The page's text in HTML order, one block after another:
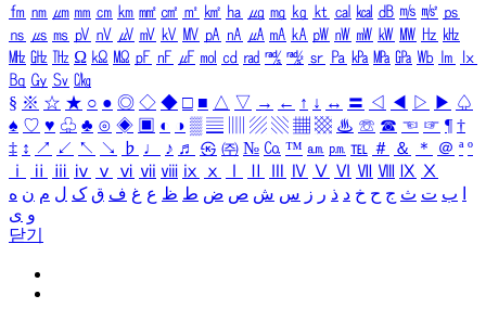
㎙ ㎚ ㎛ ㎜ ㎝ ㎞ ㎟ ㎠ ㎡ ㎢ ㏊ ㎍ ㎎ ㎏ ㏏ ㎈ ㎉ ㏈ ㎧ ㎨ ㎰
㎱ ㎲ ㎳ ㎴ ㎵ ㎶ ㎷ ㎸ ㎹ ㎀ ㎁ ㎂ ㎃ ㎄ ㎺ ㎻ ㎽ ㎾ ㎿ ㎐ ㎑
㎒ ㎓ ㎔ Ω ㏀ ㏁ ㎊ ㎋ ㎌ ㏖ ㏅ ㎭ ㎮ ㎯ ㏛ ㎩ ㎪ ㎫ ㎬ ㏝ ㏐
㏓
㏃ ㏉ ㏜ ㏆
§ ※ ☆ ★ ○ ● ◎ ◇ ◆ □ ■ △ ▽ → ← ↑ ↓ ↔ 〓 ◁ ◀ ▷ ▶ ♤
♠ ♡ ♥ ♧ ♣ ⊙ ◈ ▣ ◐ ◑ ▒ ▤ ▨ ▧ ▦ ▩ ♨ ☏ ☎ ☜ ☞ ¶ †
‡ ↕ ↗ ↙ ↖ ↘ ♭ ♩ ♪ ♬ ㉿ ㈜ № ㏇ ™ ㏂ ㏘ ℡ ＃ ＆ ＊ ＠ ª º
ⅰ
ⅱ ⅲ ⅳ ⅴ ⅵ ⅶ ⅷ ⅸ ⅹ Ⅳ Ⅴ Ⅵ Ⅶ Ⅷ Ⅸ Ⅹ
ب ت ث ج ح خ د ذ ر ز س ش ص ض ط ظ ع غ ف ق ک ل م ن ه
و ی
닫기